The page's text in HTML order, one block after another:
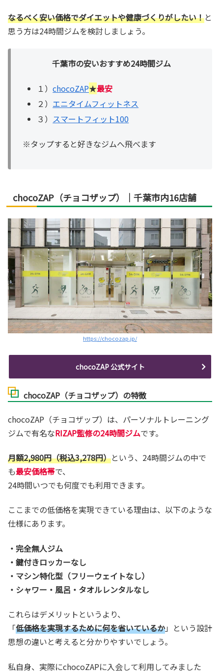
なるべく安い価格でダイエットや健康づくりがしたい！と
思う方は24時間ジムを検討しましょう。
千葉市の安いおすすめ24時間ジム
１）chocoZAP★最安
２） エニタイムフィットネス
３） スマートフィット100
※タップすると好きなジムへ飛べます
chocoZAP（チョコザップ）｜千葉市内16店舗
https://chocozap.jp/
chocoZAP 公式サイト
chocoZAP（チョコザップ）の特徴
chocoZAP（チョコザップ）は、パーソナルトレーニング
ジムで有名なRIZAP監修の24時間ジムです。
月額2,980円（税込3,278円）という、24時間ジムの中で
も最安価格帯で、
24時間いつでも何度でも利用できます。
ここまでの低価格を実現できている理由は、以下のような
仕様にあります。
・完全無人ジム
・鍵付きロッカーなし
・マシン特化型（フリーウェイトなし）
・シャワー・風呂・タオルレンタルなし
これらはデメリットというより、
「低価格を実現するために何を省いているか」という設計
思想の違いと考えると分かりやすいでしょう。
私自身、実際にchocoZAPに入会して利用してみました